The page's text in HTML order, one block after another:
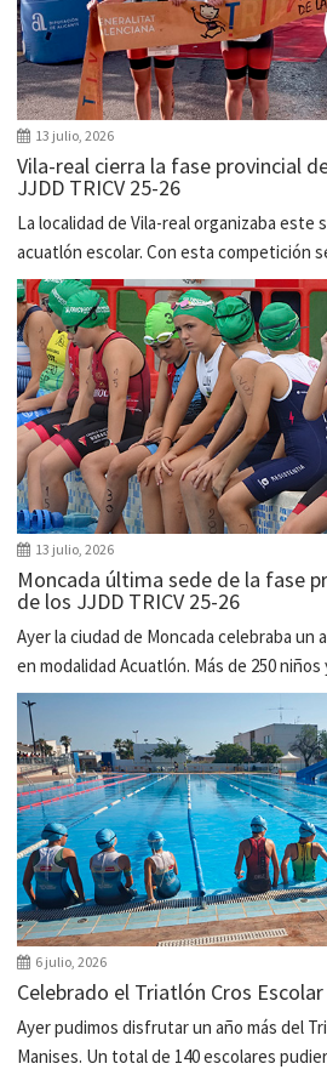
13 julio, 2026
Vila-real cierra la fase provincial
JJDD TRICV 25-26
La localidad de Vila-real organizaba este
acuatlón escolar. Con esta competición
13 julio, 2026
Moncada última sede de la fase
de los JJDD TRICV 25-26
Ayer la ciudad de Moncada celebraba un
en modalidad Acuatlón. Más de 250 niños
6 julio, 2026
Celebrado el Triatlón Cros
Ayer pudimos disfrutar un año más del
Manises. Un total de 140 escolares